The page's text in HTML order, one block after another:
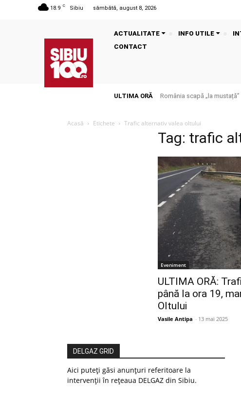
18.9 C Sibiu sâmbătă, august 8, 2026
ACTUALITATE INFO UTILE
CONTACT
ULTIMA ORĂ România scapă „la
Acasă Etichete Trafic alternativ valea oltului
Tag: trafic
Eveniment
ULTIMA ORĂ:
până la ora 19,
Oltului
Vasile Antipa - 13 mai 2025
DELGAZ GRID
Aici puteți găsi anunțuri referitoare la
intervenții în rețeaua DELGAZ din Sibiu.